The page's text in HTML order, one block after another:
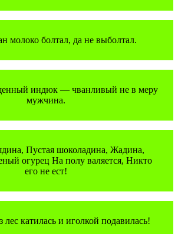
молоко болтал, да не выболтал.
индюк — чванливый не в меру
мужчина.
Пустая шоколадина, Жадина,
огурец На полу валяется, Никто
его не ест!
катилась и иголкой подавилась!